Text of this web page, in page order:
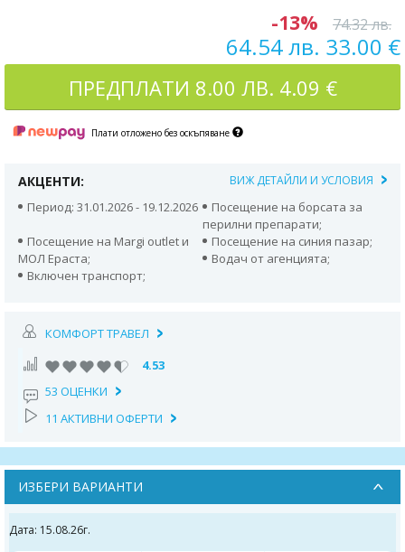
-13% 74.32 лв.
64.54 лв. 33.00 €
ПРЕДПЛАТИ 8.00 ЛВ. 4.09 €
Плати отложено без оскъпяване
АКЦЕНТИ: ВИЖ ДЕТАЙЛИ И УСЛОВИЯ
Период: 31.01.2026 - 19.12.2026
Посещение на борсата за
перилни препарати;
Посещение на Мargi outlet и
МОЛ Ераста;
Посещение на синия пазар;
Водач от агенцията;
Включен транспорт;
КОМФОРТ ТРАВЕЛ
4.53
53 ОЦЕНКИ
11 АКТИВНИ ОФЕРТИ
ИЗБЕРИ ВАРИАНТИ
Дата: 15.08.26г.